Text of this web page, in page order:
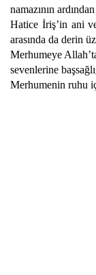
namazının
Hatice İriş’in ani
arasında da derin
Merhumeye
sevenlerine
Merhumenin ruhu